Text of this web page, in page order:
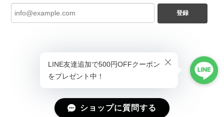
登録
ショップに質問する